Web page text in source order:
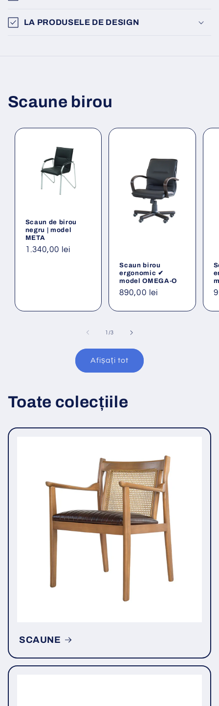
LA PRODUSELE DE DESIGN
Scaune birou
Scaun de birou
negru | model
META
Preț
1.340,00 lei
Scaun birou
ergonomic ✔
model OMEGA-O
Preț
890,00 lei
1 /din
3
Afișați tot
Toate colecțiile
SCAUNE